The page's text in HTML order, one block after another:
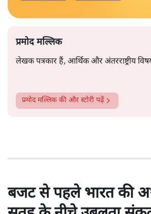
प्रमोद मल्लिक
लेखक पत्रकार हैं, आर्थिक और अंतरराष्ट्रीय
प्रमोद मल्लिक की और स्टोरी पढ़ें
बजट से पहले भारत की